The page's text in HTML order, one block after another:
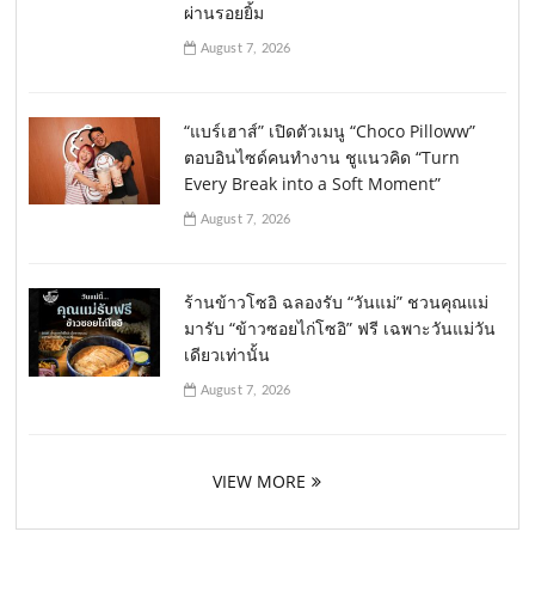
ผ่านรอยยิ้ม
August 7, 2026
“แบร์เฮาส์” เปิดตัวเมนู “Choco Pilloww”
ตอบอินไซด์คนทำงาน ชูแนวคิด “Turn
Every Break into a Soft Moment”
August 7, 2026
ร้านข้าวโซอิ ฉลองรับ “วันแม่” ชวนคุณแม่
มารับ “ข้าวซอยไก่โซอิ” ฟรี เฉพาะวันแม่วัน
เดียวเท่านั้น
August 7, 2026
VIEW MORE